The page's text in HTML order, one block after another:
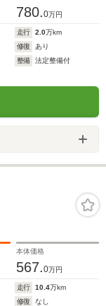
780.0万円
走行 2.0万km
修復
あり
整備
法定整備付
本体価格
567.0万円
走行 10.4万km
修復
なし